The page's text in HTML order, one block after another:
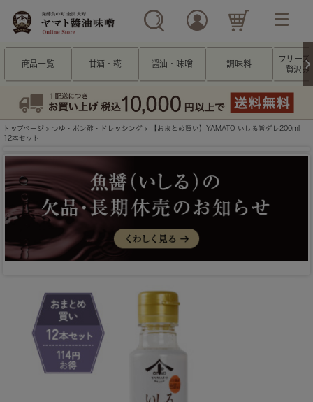
商品一覧 甘酒・糀 醤油・味噌 調味料
フリーズ
贅沢み
トップページ > つゆ・ポン酢・ドレッシング > 【おまとめ買い】YAMATO いしる旨ダレ200ml
12本セット